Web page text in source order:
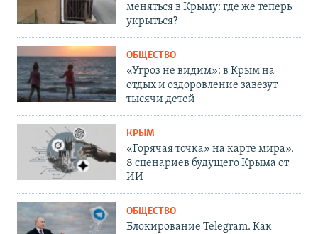
меняться в Крыму: где же теперь
укрыться?
ОБЩЕСТВО
«Угроз не видим»: в Крым на
отдых и оздоровление завезут
тысячи детей
КРЫМ
«Горячая точка» на карте мира».
8 сценариев будущего Крыма от
ИИ
ОБЩЕСТВО
Блокирование Telegram. Как